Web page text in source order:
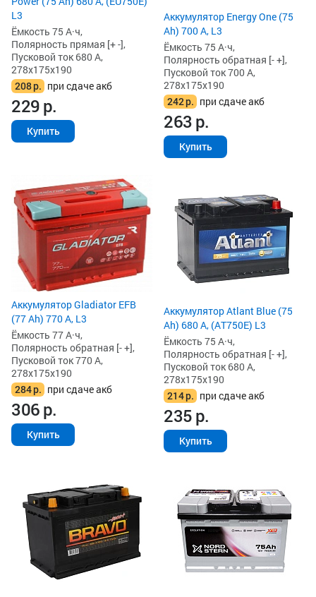
L3
Ёмкость 75 А·ч,
Полярность прямая [+ -],
Пусковой ток 680 А,
278x175x190
208р. при сдаче акб
229р.
Купить
Аккумулятор Energy One (75
Ah) 700 А, L3
Ёмкость 75 А·ч,
Полярность обратная [- +],
Пусковой ток 700 А,
278x175x190
242р. при сдаче акб
263р.
Купить
Аккумулятор Gladiator EFB
(77 Ah) 770 А, L3
Ёмкость 77 А·ч,
Полярность обратная [- +],
Пусковой ток 770 А,
278x175x190
284р. при сдаче акб
306р.
Купить
Аккумулятор Atlant Blue (75
Ah) 680 А, (AT750E) L3
Ёмкость 75 А·ч,
Полярность обратная [- +],
Пусковой ток 680 А,
278x175x190
214р. при сдаче акб
235р.
Купить